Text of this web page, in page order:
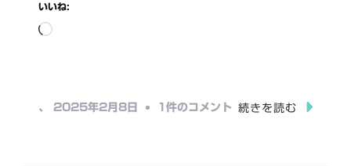
いいね:
読
中…
、 2025年2月8日 宇
1件のコメント 続きを読む